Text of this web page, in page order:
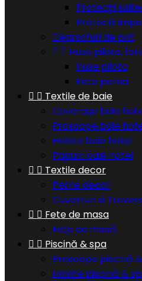
Protecţii
Protectii
Cearsafuri de pat
  Huse pilota,
Huse pilota
Fete perna
  Textile de baie
Covoraşe baie
Prosoape baie
Halate baie hotel
Papuci baie hotel
  Textile decor
Perne decor
Cuverturi si
  Fete de masa
Feţe de masă
  Piscină & spa
Prosoape piscină
Halate piscină &